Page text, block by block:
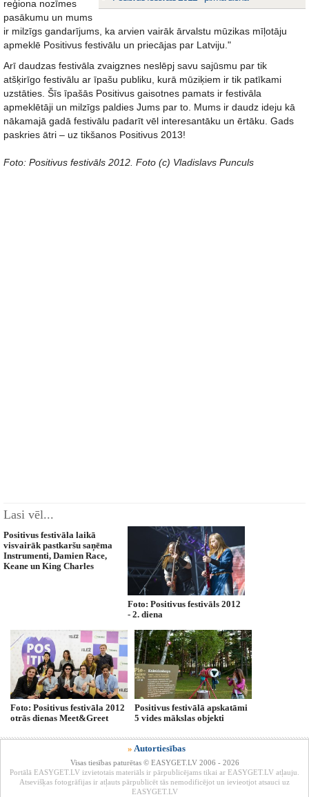
reģiona nozīmes
pasākumu un mums
ir milzīgs gandarījums, ka arvien vairāk ārvalstu mūzikas mīļotāju
apmeklē Positivus festivālu un priecājas par Latviju."
Arī daudzas festivāla zvaigznes neslēpj savu sajūsmu par tik
atšķirīgo festivālu ar īpašu publiku, kurā mūziķiem ir tik patīkami
uzstāties. Šīs īpašās Positivus gaisotnes pamats ir festivāla
apmeklētāji un milzīgs paldies Jums par to. Mums ir daudz ideju kā
nākamajā gadā festivālu padarīt vēl interesantāku un ērtāku. Gads
paskries ātri – uz tikšanos Positivus 2013!
Foto: Positivus festivāls 2012. Foto (c) Vladislavs Punculs
Lasi vēl...
Positivus festivāla laikā
visvairāk pastkaršu saņēma
Instrumenti, Damien Race,
Keane un King Charles
Foto: Positivus festivāls 2012
- 2. diena
Foto: Positivus festivāla 2012
otrās dienas Meet&Greet
Positivus festivālā apskatāmi
5 vides mākslas objekti
» Autortiesības
Visas tiesības paturētas © EASYGET.LV 2006 - 2026
Portālā EASYGET.LV izvietotais materiāls ir pārpublicējams tikai ar EASYGET.LV atļauju.
Atsevišķas fotogrāfijas ir atļauts pārpublicēt tās nemodificējot un ievieotjot atsauci uz
EASYGET.LV